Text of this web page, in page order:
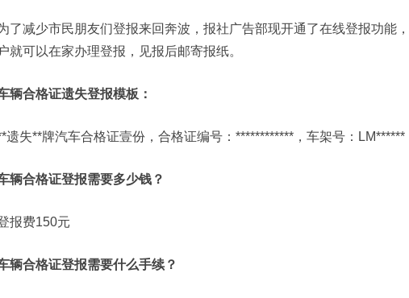
了减少市民朋友们登报来回奔波，报社广告部现开通了在线登报功能
就可以在家办理登报，见报后邮寄报纸。
辆合格证遗失登报模板：
遗失**牌汽车合格证壹份，合格证编号：************，车架号：LM******
辆合格证登报需要多少钱？
报费150元
辆合格证登报需要什么手续？